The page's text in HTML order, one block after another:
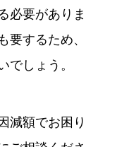
必要がありま
要するため、
でしょう。
減額でお困り